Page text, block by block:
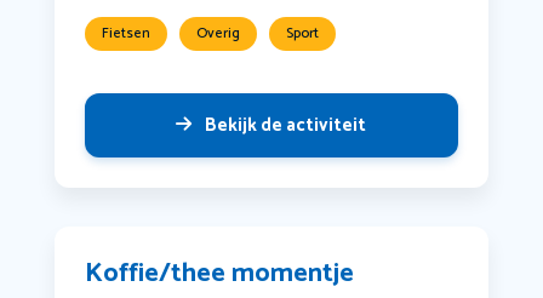
Fietsen Overig Sport
Bekijk de activiteit
Koffie/thee momentje